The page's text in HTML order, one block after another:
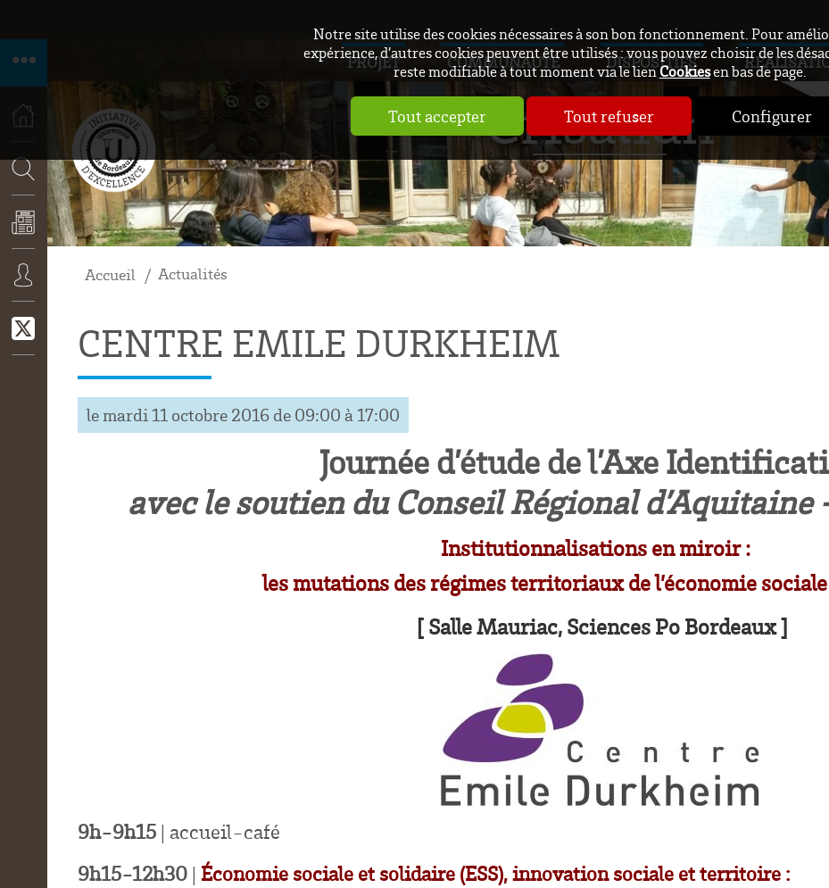
Notre site utilise des cookies nécessaires à son bon fonctionnement. Pour
expérience, d’autres cookies peuvent être utilisés : vous pouvez choisir de les
reste modifiable à tout moment via le lienCookiesen bas de page.
Tout accepter Tout refuser Configurer
ACCUEIL
RECHERCHE
ACTUALITÉS
CONNEXION
PROJET COMMUNAUTÉ DISPOSITIFS
Crisalidh
Accueil Actualités
CENTRE EMILE DURKHEIM
le mardi 11 octobre 2016 de 09:00 à 17:00
Journée d’étude de l’Axe
avec le soutien du Conseil Régional d’Aquitaine
Institutionnalisations en miroir :
les mutations des régimes territoriaux de l’économie
[ Salle Mauriac, Sciences Po Bordeaux ]
9h-9h15 | accueil-café
9h15-12h30 | Économie sociale et solidaire (ESS), innovation sociale et territoire :